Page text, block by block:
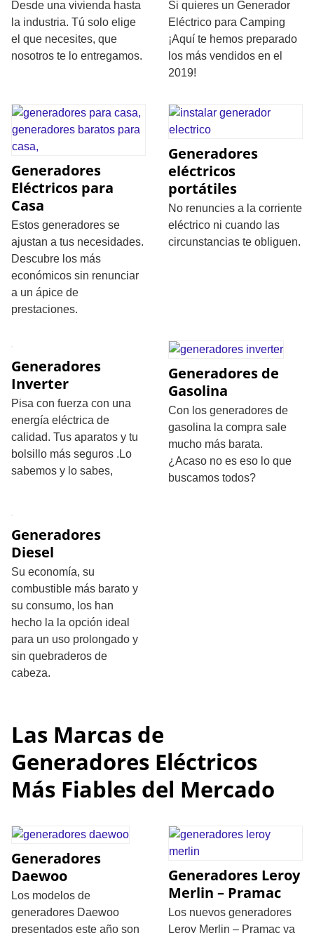
Desde una vivienda hasta
la industria. Tú solo elige
el que necesites, que
nosotros te lo entregamos.
Si quieres un Generador
Eléctrico para Camping
¡Aquí te hemos preparado
los más vendidos en el
2019!
Generadores
Eléctricos para
Casa
Estos generadores se
ajustan a tus necesidades.
Descubre los más
económicos sin renunciar
a un ápice de
prestaciones.
Generadores
eléctricos
portátiles
No renuncies a la corriente
eléctrico ni cuando las
circunstancias te obliguen.
Generadores
Inverter
Pisa con fuerza con una
energía eléctrica de
calidad. Tus aparatos y tu
bolsillo más seguros .Lo
sabemos y lo sabes,
Generadores de
Gasolina
Con los generadores de
gasolina la compra sale
mucho más barata.
¿Acaso no es eso lo que
buscamos todos?
Generadores
Diesel
Su economía, su
combustible más barato y
su consumo, los han
hecho la la opción ideal
para un uso prolongado y
sin quebraderos de
cabeza.
Las Marcas de
Generadores Eléctricos
Más Fiables del Mercado
Generadores
Daewoo
Los modelos de
generadores Daewoo
presentados este año son
Generadores Leroy
Merlin – Pramac
Los nuevos generadores
Leroy Merlin – Pramac ya